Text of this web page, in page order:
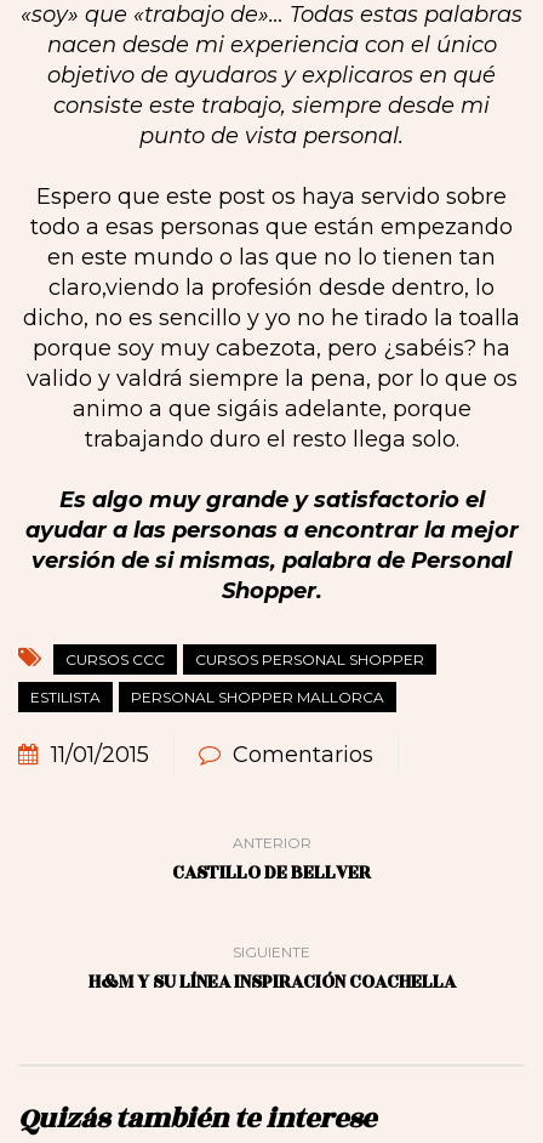
«soy» que «trabajo de»… Todas estas palabras
nacen desde mi experiencia con el único
objetivo de ayudaros y explicaros en qué
consiste este trabajo, siempre desde mi
punto de vista personal.
Espero que este post os haya servido sobre
todo a esas personas que están empezando
en este mundo o las que no lo tienen tan
claro,viendo la profesión desde dentro, lo
dicho, no es sencillo y yo no he tirado la toalla
porque soy muy cabezota, pero ¿sabéis? ha
valido y valdrá siempre la pena, por lo que os
animo a que sigáis adelante, porque
trabajando duro el resto llega solo.
Es algo muy grande y satisfactorio el
ayudar a las personas a encontrar la mejor
versión de si mismas, palabra de Personal
Shopper.
CURSOS CCC CURSOS PERSONAL SHOPPER
ESTILISTA PERSONAL SHOPPER MALLORCA
11/01/2015 Comentarios
ANTERIOR
CASTILLO DE BELLVER
SIGUIENTE
H&M Y SU LÍNEA INSPIRACIÓN COACHELLA
Quizás también te interese